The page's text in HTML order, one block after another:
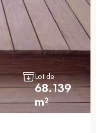
Lot de
68.139
m²